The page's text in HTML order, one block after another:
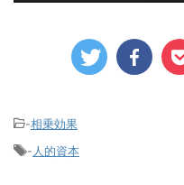
-相乗効果
-人的資本